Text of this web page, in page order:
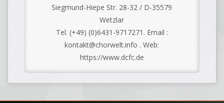
Siegmund-Hiepe Str. 28-32 / D-35579
Wetzlar
Tel. (+49) (0)6431-9717271. Email :
kontakt@chorwelt.info . Web:
https://www.dcfc.de